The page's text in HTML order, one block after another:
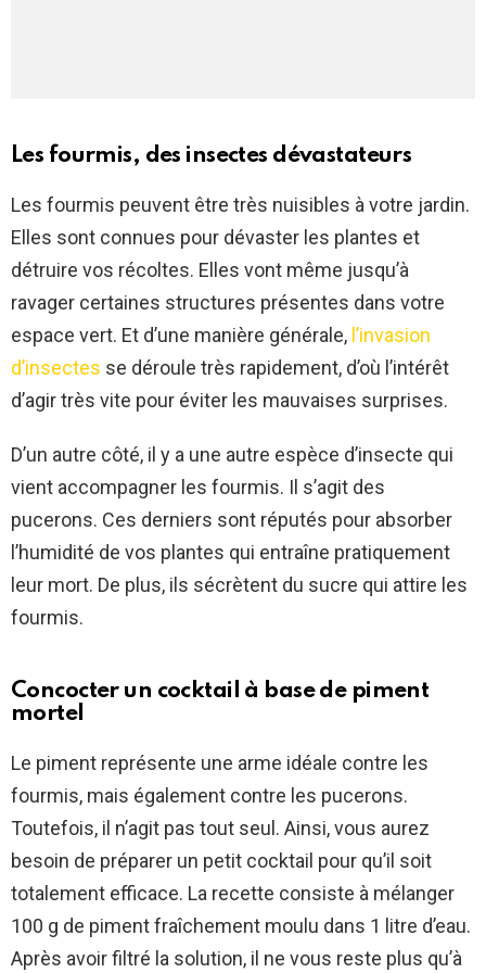
Les fourmis, des insectes dévastateurs
Les fourmis peuvent être très nuisibles à votre jardin.
Elles sont connues pour dévaster les plantes et
détruire vos récoltes. Elles vont même jusqu’à
ravager certaines structures présentes dans votre
espace vert. Et d’une manière générale, l’invasion
d’insectes se déroule très rapidement, d’où l’intérêt
d’agir très vite pour éviter les mauvaises surprises.
D’un autre côté, il y a une autre espèce d’insecte qui
vient accompagner les fourmis. Il s’agit des
pucerons. Ces derniers sont réputés pour absorber
l’humidité de vos plantes qui entraîne pratiquement
leur mort. De plus, ils sécrètent du sucre qui attire les
fourmis.
Concocter un cocktail à base de piment
mortel
Le piment représente une arme idéale contre les
fourmis, mais également contre les pucerons.
Toutefois, il n’agit pas tout seul. Ainsi, vous aurez
besoin de préparer un petit cocktail pour qu’il soit
totalement efficace. La recette consiste à mélanger
100 g de piment fraîchement moulu dans 1 litre d’eau.
Après avoir filtré la solution, il ne vous reste plus qu’à